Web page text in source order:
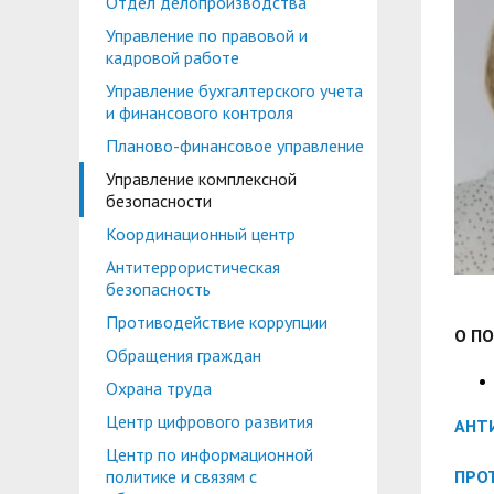
Планово-финансовое управление
Координационный центр
Противодействие коррупции
Охрана труда
Центр по информационной политике и
Управление по административно-
Профком студентов и аспирантов
Лучшие студенты
Вопросы ректору
Центр карьеры
Консультационный центр поддержки
Учебно-тренинговый центр
Центр тестирования иностранных граждан
Центр русского языка как иностранного
Образовательный модуль «Обучение
Управление по правовой и
кадровой работе
Управление бухгалтерского учета
и финансового контроля
Планово-финансовое управление
Управление комплексной
безопасности
Координационный центр
Антитеррористическая
безопасность
Противодействие коррупции
Обращения граждан
Охрана труда
Центр цифрового развития
Центр по информационной
политике и связям с
О